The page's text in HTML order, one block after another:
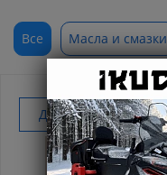
Все Масла и смазки
Добавить к покупке